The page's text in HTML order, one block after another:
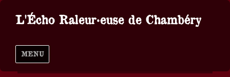
L'Écho Raleur·euse de Chambéry
MENU